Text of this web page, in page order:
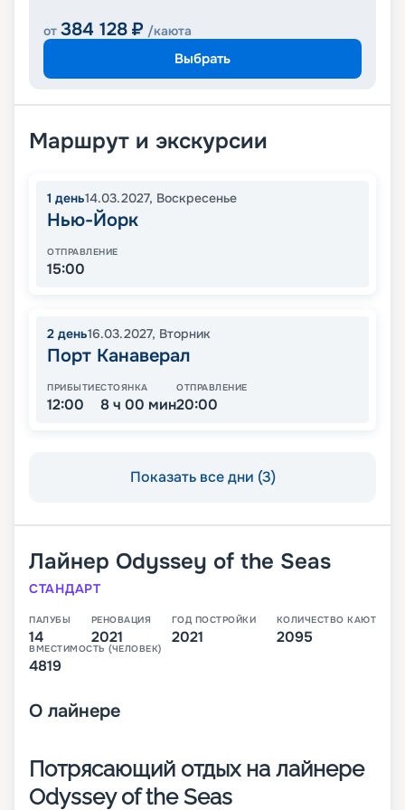
от 384 128 ₽ /каюта
Выбрать
Маршрут и экскурсии
1 день14.03.2027, Воскресенье
Нью-Йорк
ОТПРАВЛЕНИЕ
15:00
2 день16.03.2027, Вторник
Порт Канаверал
ПРИБЫТИЕ
12:00
СТОЯНКА
8 ч 00 мин
ОТПРАВЛЕНИЕ
20:00
Показать все дни (3)
Лайнер Odyssey of the Seas
СТАНДАРТ
ПАЛУБЫ
14
РЕНОВАЦИЯ
2021
ГОД ПОСТРОЙКИ
2021
КОЛИЧЕСТВО КАЮТ
2095
ВМЕСТИМОСТЬ (ЧЕЛОВЕК)
4819
О лайнере
Потрясающий отдых на лайнере
Odyssey of the Seas